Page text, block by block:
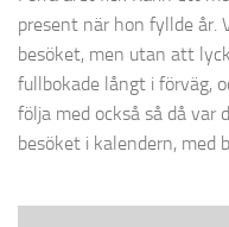
present när hon fyllde år.
besöket, men utan att
fullbokade långt i förväg,
följa med också så då var
besöket i kalendern, med